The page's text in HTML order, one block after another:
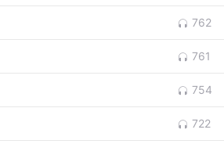
762
761
754
722